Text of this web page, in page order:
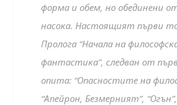
форма и обем, но обединени
насока. Настоящият първи
Пролога “Начала на
фантастика”, следван от
опита: “Опасностите на
“Апейрон, Безмерният”, “Огън”,